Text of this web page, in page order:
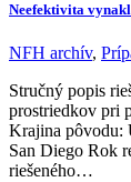
Neefektivita
NFH archív,
Stručný popis
prostriedkov pri
Krajina pôvodu:
San Diego Rok
riešeného…